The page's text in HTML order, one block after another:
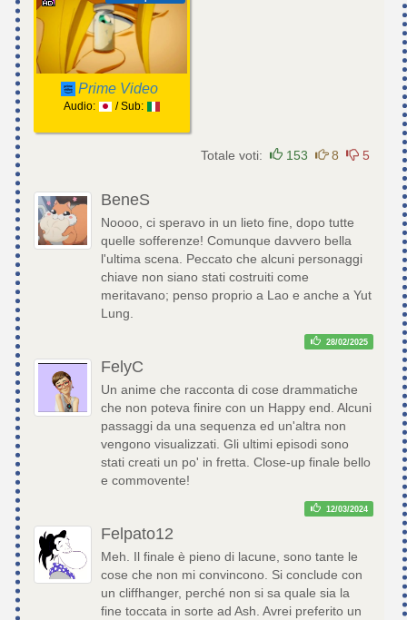
Prime Video
Audio: / Sub:
Totale voti: 153 8 5
BeneS
Noooo, ci speravo in un lieto fine, dopo tutte
quelle sofferenze! Comunque davvero bella
l'ultima scena. Peccato che alcuni personaggi
chiave non siano stati costruiti come
meritavano; penso proprio a Lao e anche a Yut
Lung.
28/02/2025
FelyC
Un anime che racconta di cose drammatiche
che non poteva finire con un Happy end. Alcuni
passaggi da una sequenza ed un'altra non
vengono visualizzati. Gli ultimi episodi sono
stati creati un po' in fretta. Close-up finale bello
e commovente!
12/03/2024
Felpato12
Meh. Il finale è pieno di lacune, sono tante le
cose che non mi convincono. Si conclude con
un cliffhanger, perché non si sa quale sia la
fine toccata in sorte ad Ash. Avrei preferito un